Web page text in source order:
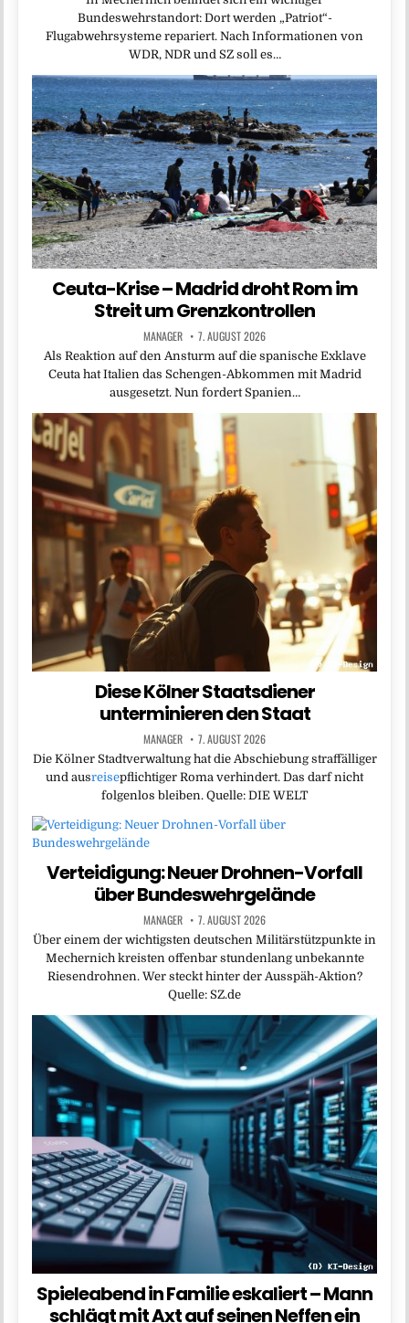
Bundeswehrstandort: Dort werden „Patriot“-
Flugabwehrsysteme repariert. Nach Informationen von
WDR, NDR und SZ soll es…
Ceuta-Krise – Madrid droht Rom im
Streit um Grenzkontrollen
MANAGER 7. AUGUST 2026
Als Reaktion auf den Ansturm auf die spanische Exklave
Ceuta hat Italien das Schengen-Abkommen mit Madrid
ausgesetzt. Nun fordert Spanien…
Diese Kölner Staatsdiener
unterminieren den Staat
MANAGER 7. AUGUST 2026
Die Kölner Stadtverwaltung hat die Abschiebung straffälliger
und ausreisepflichtiger Roma verhindert. Das darf nicht
folgenlos bleiben. Quelle: DIE WELT
Verteidigung: Neuer Drohnen-Vorfall
über Bundeswehrgelände
MANAGER 7. AUGUST 2026
Über einem der wichtigsten deutschen Militärstützpunkte in
Mechernich kreisten offenbar stundenlang unbekannte
Riesendrohnen. Wer steckt hinter der Ausspäh-Aktion?
Quelle: SZ.de
Spieleabend in Familie eskaliert – Mann
schlägt mit Axt auf seinen Neffen ein